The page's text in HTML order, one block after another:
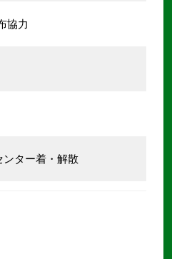
協力
ター着・解散